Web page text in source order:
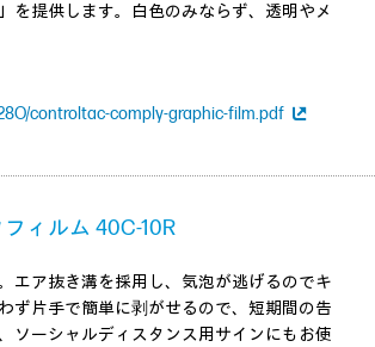
を提供します。白色のみならず、透明やメ
controltac-comply-graphic-film.pdf
ィルム 40C-10R
エア抜き溝を採用し、気泡が逃げるのでキ
ず片手で簡単に剥がせるので、短期間の告
ソーシャルディスタンス用サインにもお使